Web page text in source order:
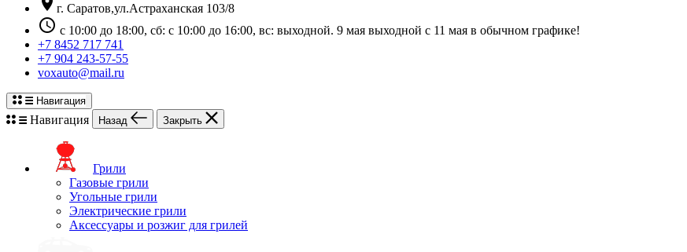
г. Саратов,ул.Астраханская 103/8
schedule с 10:00 до 18:00, сб: с 10:00 до 16:00, вс: выходной. 9 мая выходной с 11 мая в обычном графике!
+7 8452 717 741
+7 904 243-57-55
voxauto@mail.ru
Навигация
Навигация Назад Закрыть
Грили
Газовые грили
Угольные грили
Электрические грили
Аксессуары и розжиг для грилей